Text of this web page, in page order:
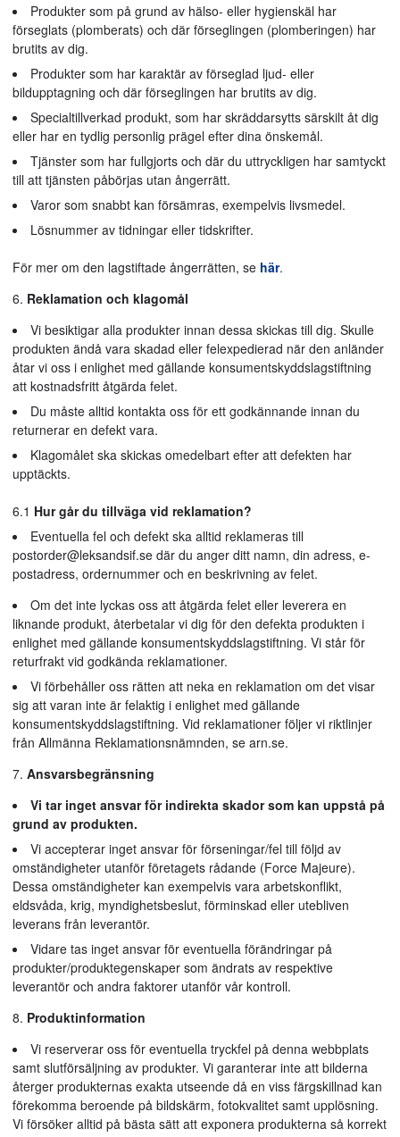
Produkter som på grund av hälso- eller hygienskäl har
förseglats (plomberats) och där förseglingen (plomberingen) har
brutits av dig.
Produkter som har karaktär av förseglad ljud- eller
bildupptagning och där förseglingen har brutits av dig.
Specialtillverkad produkt, som har skräddarsytts särskilt åt dig
eller har en tydlig personlig prägel efter dina önskemål.
Tjänster som har fullgjorts och där du uttryckligen har samtyckt
till att tjänsten påbörjas utan ångerrätt.
Varor som snabbt kan försämras, exempelvis livsmedel.
Lösnummer av tidningar eller tidskrifter.
För mer om den lagstiftade ångerrätten, se här.
Reklamation och klagomål
Vi besiktigar alla produkter innan dessa skickas till dig. Skulle
produkten ändå vara skadad eller felexpedierad när den anländer
åtar vi oss i enlighet med gällande konsumentskyddslagstiftning
att kostnadsfritt åtgärda felet.
Du måste alltid kontakta oss för ett godkännande innan du
returnerar en defekt vara.
Klagomålet ska skickas omedelbart efter att defekten har
upptäckts.
6.1 Hur går du tillväga vid reklamation?
Eventuella fel och defekt ska alltid reklameras till
postorder@leksandsif.se där du anger ditt namn, din adress, e-
postadress, ordernummer och en beskrivning av felet.
Om det inte lyckas oss att åtgärda felet eller leverera en
liknande produkt, återbetalar vi dig för den defekta produkten i
enlighet med gällande konsumentskyddslagstiftning. Vi står för
returfrakt vid godkända reklamationer.
Vi förbehåller oss rätten att neka en reklamation om det visar
sig att varan inte är felaktig i enlighet med gällande
konsumentskyddslagstiftning. Vid reklamationer följer vi riktlinjer
från Allmänna Reklamationsnämnden, se arn.se.
Ansvarsbegränsning
Vi tar inget ansvar för indirekta skador som kan uppstå på
grund av produkten.
Vi accepterar inget ansvar för förseningar/fel till följd av
omständigheter utanför företagets rådande (Force Majeure).
Dessa omständigheter kan exempelvis vara arbetskonflikt,
eldsvåda, krig, myndighetsbeslut, förminskad eller utebliven
leverans från leverantör.
Vidare tas inget ansvar för eventuella förändringar på
produkter/produktegenskaper som ändrats av respektive
leverantör och andra faktorer utanför vår kontroll.
Produktinformation
Vi reserverar oss för eventuella tryckfel på denna webbplats
samt slutförsäljning av produkter. Vi garanterar inte att bilderna
återger produkternas exakta utseende då en viss färgskillnad kan
förekomma beroende på bildskärm, fotokvalitet samt upplösning.
Vi försöker alltid på bästa sätt att exponera produkterna så korrekt